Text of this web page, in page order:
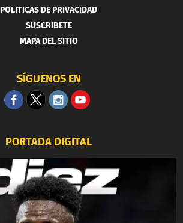
POLITICAS DE PRIVACIDAD
SUSCRIBETE
MAPA DEL SITIO
SÍGUENOS EN
PORTADA DIGITAL